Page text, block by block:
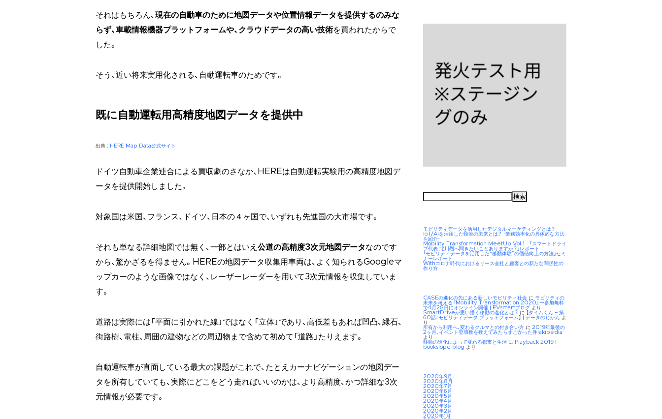
それはもちろん、 現在の自動車のために地図データや位置情報データを提供するのみな
らず、車載情報機器プラットフォームや、クラウドデータの高い技術を買われたからで
した。
そう、近い将来実用化される、自動運転車のためです。
既に自動運転用高精度地図データを提供中
出典 : HERE Map Data公式サイト
ドイツ自動車企業連合による買収劇のさなか、HEREは自動運転実験用の高精度地図デ
ータを提供開始しました。
対象国は米国、フランス、ドイツ、日本の４ヶ国で、いずれも先進国の大市場です。
それも単なる詳細地図では無く、一部とはいえ 公道の高精度3次元地図データなのです
から、驚かざるを得ません。HEREの地図データ収集用車両は、よく知られるGoogleマ
ップカーのような画像ではなく、レーザーレーダーを用いて3次元情報を収集していま
す。
道路は実際には「平面に引かれた線」ではなく「立体」であり、高低差もあれば凹凸、縁石、
街路樹、電柱、周囲の建物などの周辺物まで含めて初めて「道路」たりえます。
自動運転車が直面している最大の課題がこれで、たとえカーナビゲーションの地図デー
タを所有していても、実際にどこをどう走ればいいのかは、より高精度、かつ詳細な3次
元情報が必要です。
検
モビリティデータを活用したデジタルマーケティングとは？
IoT/AIを活用した物流の未来とは？ -業務効率化の具体的な方法
を紹介-
Mobility Transformation MeetUp Vol.1 「スマートドライ
ブ代表 北川烈へ聞きたいことありますか？」レポート
「モビリティデータを活用した“移動体験”の価値向上の方法」セミ
ナーレポート
Withコロナ時代におけるリース会社と顧客との新たな関係性の
作り方
CASEの進化の先にある新しいモビリティ社会 に モビリティの
未来を考える『Mobility Transformation 2020』〜参加無料
で4月28日にオンライン開催 | EVsmartブログ より
SmartDriveが思い描く移動の進化とは？ に
【タイムくん – 第
60話：モビリティデータ プラットフォーム】 | データのじかん よ
り
所有から利用へ、変わるクルマとの付き合い方 に 2019年最後の
2ヶ月、イベント登壇数を数えてみたらすごかった件|akipedia
より
移動の進化によって変わる都市と生活 に Playback 2019 |
bookslope blog より
2020年9月
2020年8月
2020年7月
2020年6月
2020年5月
2020年4月
2020年3月
2020年2月
2020年1月